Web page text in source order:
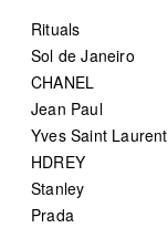
Rituals
Sol de Janeiro
CHANEL
Jean Paul
Yves Saint Laurent
HDREY
Stanley
Prada